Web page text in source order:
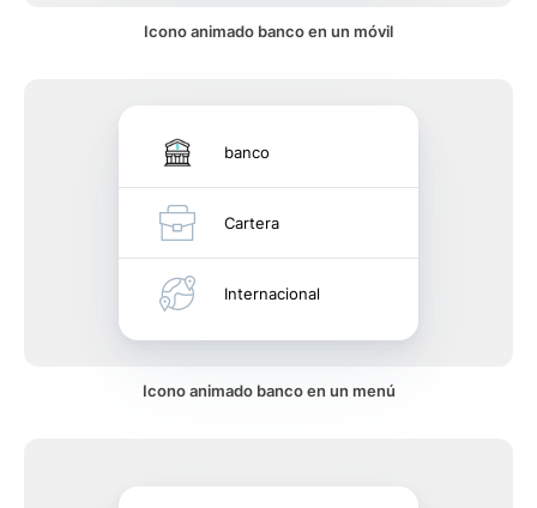
Icono animado banco en un móvil
banco
Cartera
Internacional
Icono animado banco en un menú